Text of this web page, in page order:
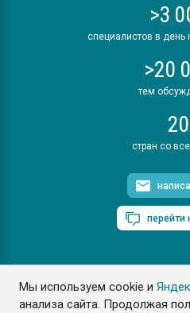
Мы используем cookie и
анализа сайта. Продолжая
>3
специалистов в
>20
тем
20
стран со
перейти
ПластЭксперт © 2006.
Разрешается копирование